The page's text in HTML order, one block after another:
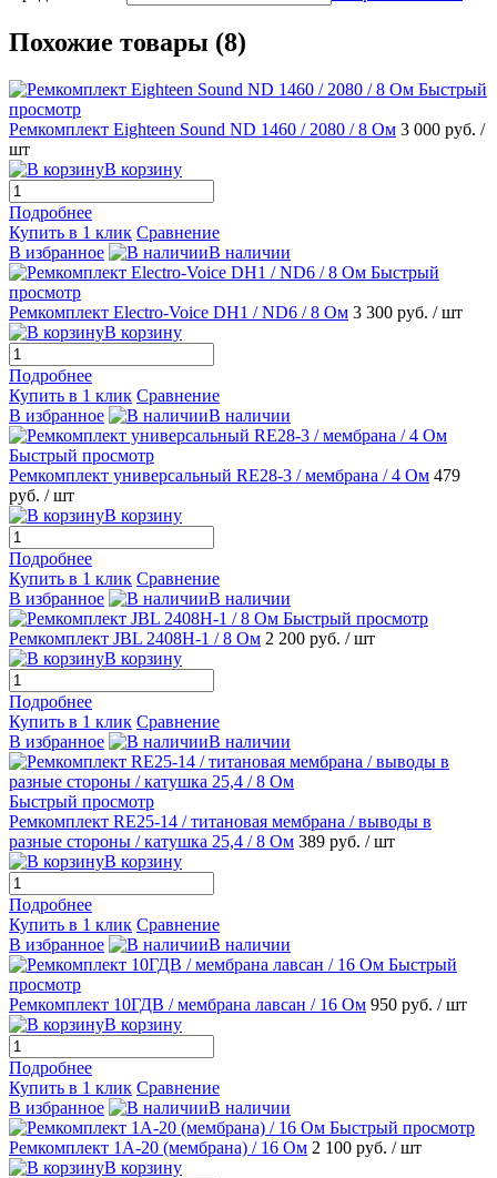
Похожие товары (8)
Быстрый
просмотр
Ремкомплект Eighteen Sound ND 1460 / 2080 / 8 Ом 3 000 руб. /
шт
В корзину
Подробнее
Купить в 1 клик Сравнение
В избранное
В наличии
Быстрый
просмотр
Ремкомплект Electro-Voice DH1 / ND6 / 8 Ом 3 300 руб. / шт
В корзину
Подробнее
Купить в 1 клик Сравнение
В избранное
В наличии
Быстрый просмотр
Ремкомплект универсальный RE28-3 / мембрана / 4 Ом 479
руб. / шт
В корзину
Подробнее
Купить в 1 клик Сравнение
В избранное
В наличии
Быстрый просмотр
Ремкомплект JBL 2408H-1 / 8 Ом 2 200 руб. / шт
В корзину
Подробнее
Купить в 1 клик Сравнение
В избранное
В наличии
Быстрый просмотр
Ремкомплект RE25-14 / титановая мембрана / выводы в
разные стороны / катушка 25,4 / 8 Ом 389 руб. / шт
В корзину
Подробнее
Купить в 1 клик Сравнение
В избранное
В наличии
Быстрый
просмотр
Ремкомплект 10ГДВ / мембрана лавсан / 16 Ом 950 руб. / шт
В корзину
Подробнее
Купить в 1 клик Сравнение
В избранное
В наличии
Быстрый просмотр
Ремкомплект 1А-20 (мембрана) / 16 Ом 2 100 руб. / шт
В корзину